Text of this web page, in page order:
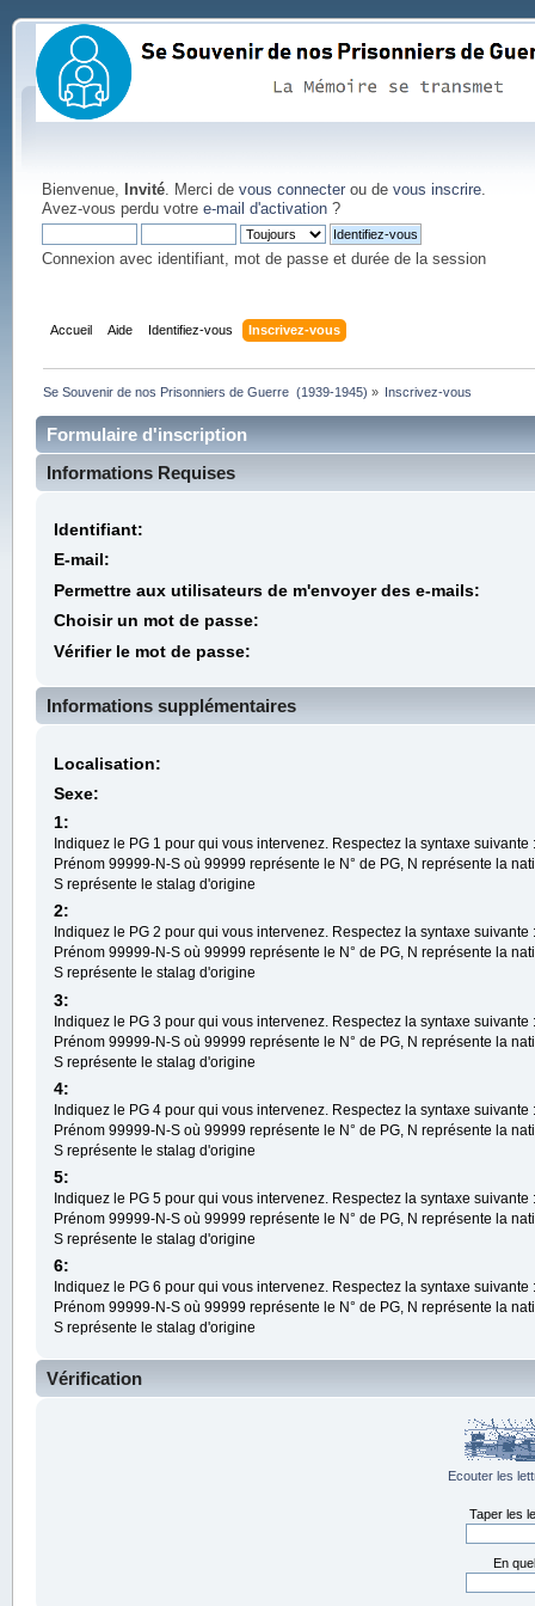
Bienvenue, Invité. Merci de vous connecterou de vous inscrire.
Avez-vous perdu votre e-mail d'activation?
Connexion avec identifiant, mot de passe et durée de la session
Accueil Aide Identifiez-vous Inscrivez-vous
Se Souvenir de nos Prisonniers de Guerre  (1939-1945) » Inscrivez-vous
Formulaire d'inscription
Informations Requises
Identifiant:
E-mail:
Permettre aux utilisateurs de m'envoyer des e-mails:
Choisir un mot de passe:
Vérifier le mot de passe:
Informations supplémentaires
Localisation:
Sexe:
1:
Indiquez le PG 1 pour qui vous intervenez. Respectez la syntaxe suivante
Prénom 99999-N-S où 99999 représente le N° de PG, N représente la
S représente le stalag d'origine
2:
Indiquez le PG 2 pour qui vous intervenez. Respectez la syntaxe suivante
Prénom 99999-N-S où 99999 représente le N° de PG, N représente la
S représente le stalag d'origine
3:
Indiquez le PG 3 pour qui vous intervenez. Respectez la syntaxe suivante
Prénom 99999-N-S où 99999 représente le N° de PG, N représente la
S représente le stalag d'origine
4:
Indiquez le PG 4 pour qui vous intervenez. Respectez la syntaxe suivante
Prénom 99999-N-S où 99999 représente le N° de PG, N représente la
S représente le stalag d'origine
5:
Indiquez le PG 5 pour qui vous intervenez. Respectez la syntaxe suivante
Prénom 99999-N-S où 99999 représente le N° de PG, N représente la
S représente le stalag d'origine
6:
Indiquez le PG 6 pour qui vous intervenez. Respectez la syntaxe suivante
Prénom 99999-N-S où 99999 représente le N° de PG, N représente la
S représente le stalag d'origine
Vérification
Ecouter les
Taper les
En